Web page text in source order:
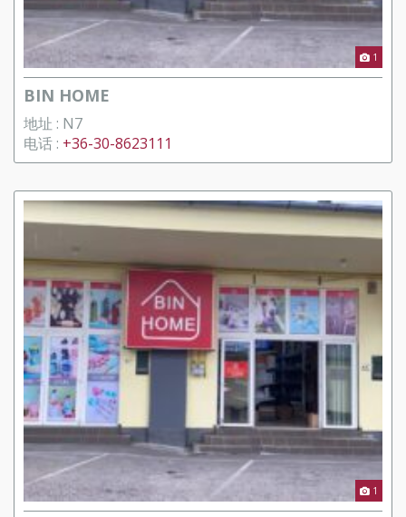
1
BIN HOME
地址 : N7
电话 : +36-30-8623111
1